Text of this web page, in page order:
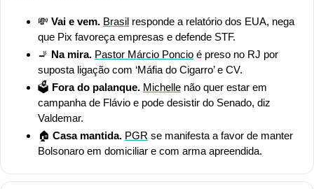
💸 Vai e vem. Brasil responde a relatório dos EUA, nega
que Pix favoreça empresas e defende STF.
🚬 Na mira. Pastor Márcio Poncio é preso no RJ por
suposta ligação com ‘Máfia do Cigarro’ e CV.
🗳️ Fora do palanque. Michelle não quer estar em
campanha de Flávio e pode desistir do Senado, diz
Valdemar.
🏠 Casa mantida. PGR se manifesta a favor de manter
Bolsonaro em domiciliar e com arma apreendida.